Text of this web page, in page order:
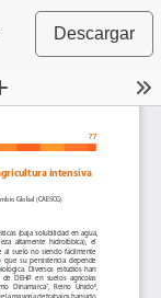
Descargar